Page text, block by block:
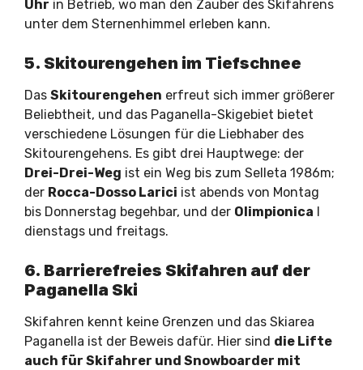
Uhr in Betrieb, wo man den Zauber des Skifahrens
unter dem Sternenhimmel erleben kann.
5. Skitourengehen im Tiefschnee
Das Skitourengehen erfreut sich immer größerer
Beliebtheit, und das Paganella-Skigebiet bietet
verschiedene Lösungen für die Liebhaber des
Skitourengehens. Es gibt drei Hauptwege: der
Drei-Drei-Weg ist ein Weg bis zum Selleta 1986m;
der Rocca-Dosso Larici ist abends von Montag
bis Donnerstag begehbar, und der Olimpionica I
dienstags und freitags.
6. Barrierefreies Skifahren auf der
Paganella Ski
Skifahren kennt keine Grenzen und das Skiarea
Paganella ist der Beweis dafür. Hier sind die Lifte
auch für Skifahrer und Snowboarder mit